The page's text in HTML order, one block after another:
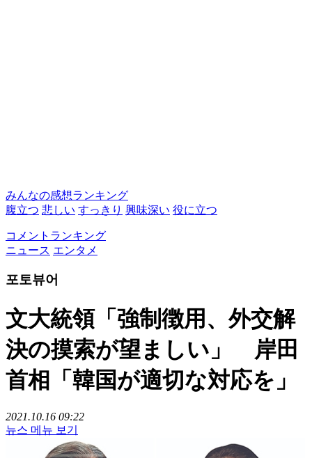
みんなの感想ランキング
腹立つ 悲しい すっきり 興味深い 役に立つ
コメントランキング
ニュース エンタメ
포토뷰어
文大統領「強制徴用、外交解
決の摸索が望ましい」 岸田
首相「韓国が適切な対応を」
2021.10.16 09:22
뉴스 메뉴 보기